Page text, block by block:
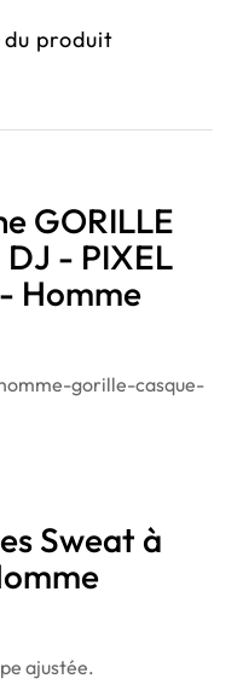
produit
GORILLE
DJ - PIXEL
Homme
Sweat à
ajustée.